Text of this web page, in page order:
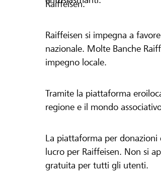
Raiffeisen.
Raiffeisen si impegna a
nazionale. Molte Banche
impegno locale.
Tramite la piattaforma
regione e il mondo
La piattaforma per
lucro per Raiffeisen. Non si
gratuita per tutti gli utenti.